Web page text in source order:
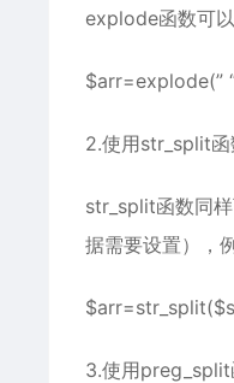
explode函数可
$arr=explode(”
2.使用str_split函
str_split函数同
据需要设置），
3.使用preg_split